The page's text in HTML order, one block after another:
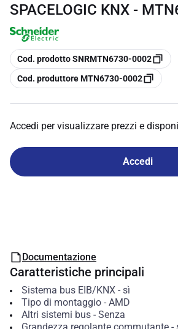
SPACELOGIC KNX -
copia
Cod. prodotto SNRMTN6730-0002
copia
Cod. produttore MTN6730-0002
Accedi per visualizzare prezzi e
Accedi
Documentazione
Caratteristiche principali
Sistema bus EIB/KNX- sì
Tipo di montaggio- AMD
Altri sistemi bus- Senza